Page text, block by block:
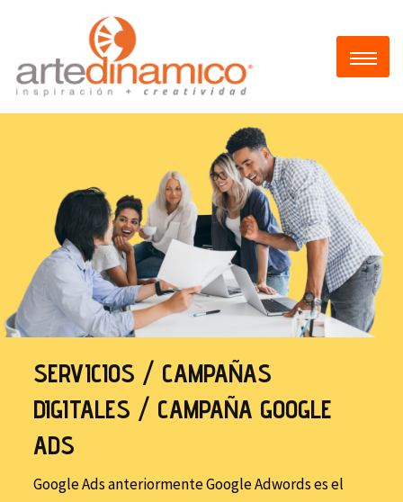
SERVICIOS / CAMPAÑAS
DIGITALES / CAMPAÑA GOOGLE
ADS
Google Ads anteriormente Google Adwords es el